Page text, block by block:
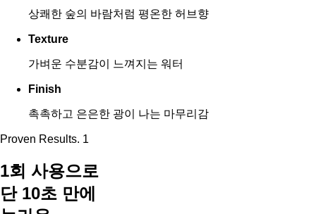
상쾌한 숲의 바람처럼 평온한 허브향
Texture
가벼운 수분감이 느껴지는 워터
Finish
촉촉하고 은은한 광이 나는 마무리감
Proven Results. 1
1회 사용으로
단 10초 만에